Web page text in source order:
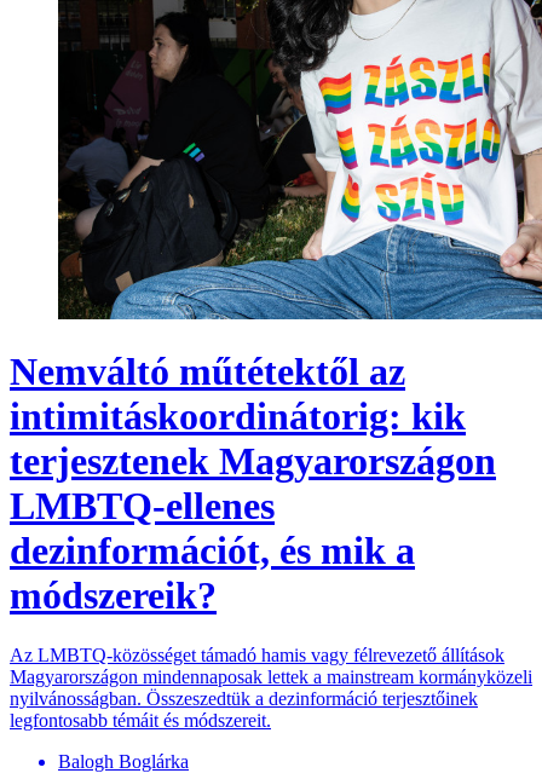
Nemváltó műtétektől az
intimitáskoordinátorig: kik
terjesztenek Magyarországon
LMBTQ-ellenes
dezinformációt, és mik a
módszereik?
Az LMBTQ-közösséget támadó hamis vagy félrevezető állítások
Magyarországon mindennaposak lettek a mainstream kormányközeli
nyilvánosságban. Összeszedtük a dezinformáció terjesztőinek
legfontosabb témáit és módszereit.
Balogh Boglárka